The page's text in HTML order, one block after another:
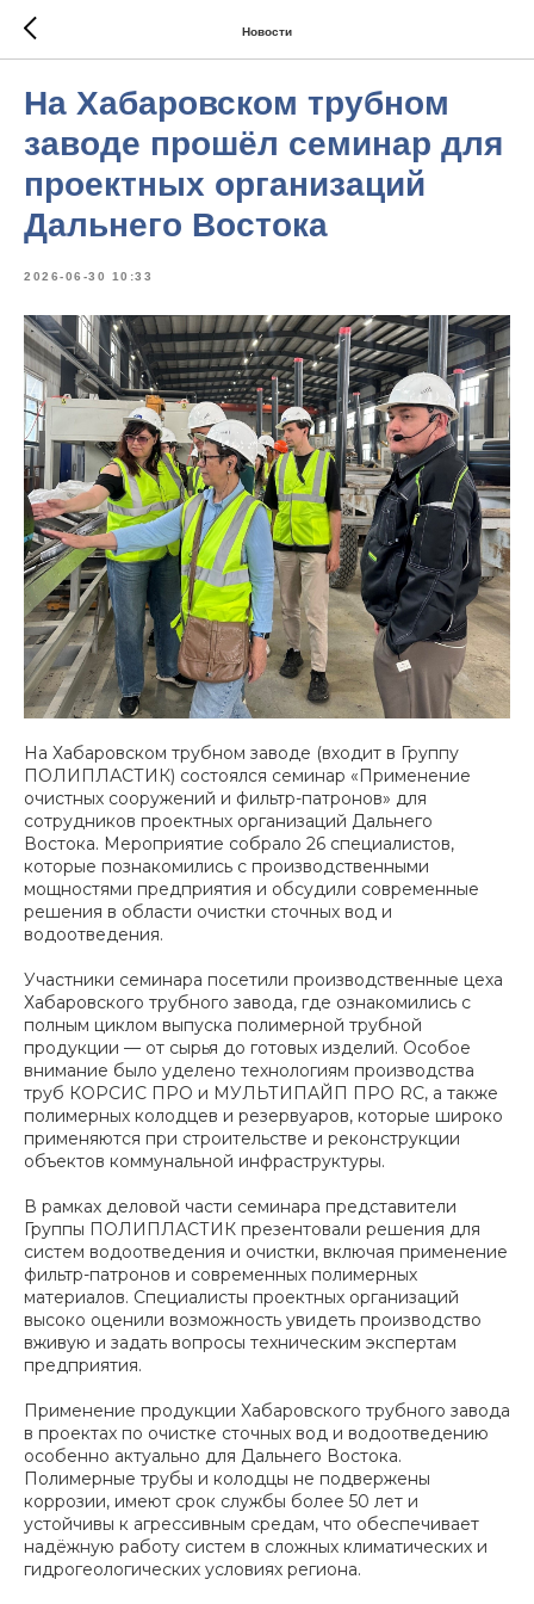
Новости
На Хабаровском трубном
заводе прошёл семинар для
проектных организаций
Дальнего Востока
2026-06-30 10:33
На Хабаровском трубном заводе (входит в Группу
ПОЛИПЛАСТИК) состоялся семинар «Применение
очистных сооружений и фильтр-патронов» для
сотрудников проектных организаций Дальнего
Востока. Мероприятие собрало 26 специалистов,
которые познакомились с производственными
мощностями предприятия и обсудили современные
решения в области очистки сточных вод и
водоотведения.
Участники семинара посетили производственные цеха
Хабаровского трубного завода, где ознакомились с
полным циклом выпуска полимерной трубной
продукции — от сырья до готовых изделий. Особое
внимание было уделено технологиям производства
труб КОРСИС ПРО и МУЛЬТИПАЙП ПРО RC, а также
полимерных колодцев и резервуаров, которые широко
применяются при строительстве и реконструкции
объектов коммунальной инфраструктуры.
В рамках деловой части семинара представители
Группы ПОЛИПЛАСТИК презентовали решения для
систем водоотведения и очистки, включая применение
фильтр-патронов и современных полимерных
материалов. Специалисты проектных организаций
высоко оценили возможность увидеть производство
вживую и задать вопросы техническим экспертам
предприятия.
Применение продукции Хабаровского трубного завода
в проектах по очистке сточных вод и водоотведению
особенно актуально для Дальнего Востока.
Полимерные трубы и колодцы не подвержены
коррозии, имеют срок службы более 50 лет и
устойчивы к агрессивным средам, что обеспечивает
надёжную работу систем в сложных климатических и
гидрогеологических условиях региона.